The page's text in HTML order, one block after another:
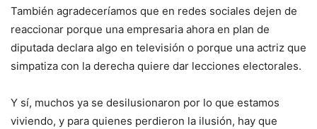
También agradeceríamos que en redes sociales dejen de
reaccionar porque una empresaria ahora en plan de
diputada declara algo en televisión o porque una actriz que
simpatiza con la derecha quiere dar lecciones electorales.
Y sí, muchos ya se desilusionaron por lo que estamos
viviendo, y para quienes perdieron la ilusión, hay que